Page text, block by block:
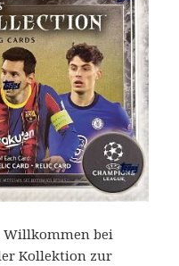
Willkommen bei
Kollektion zur